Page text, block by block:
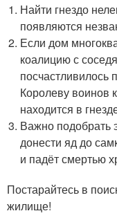
Найти гнездо
появляются
Если дом
коалицию с
посчастливилось
Королеву воинов
находится в
Важно подобрать
донести яд до
и падёт смертью
Постарайтесь в
жилище!